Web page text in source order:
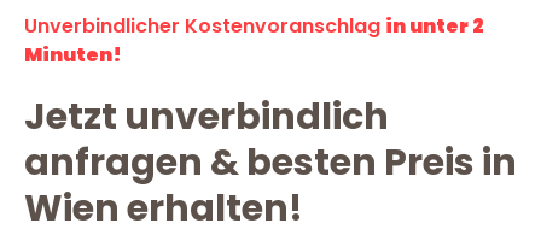
Unverbindlicher Kostenvoranschlag in unter 2
Minuten!
Jetzt unverbindlich
anfragen & besten Preis in
Wien erhalten!